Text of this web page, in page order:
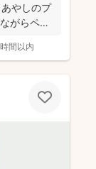
やしのプ
がらペー
間以内